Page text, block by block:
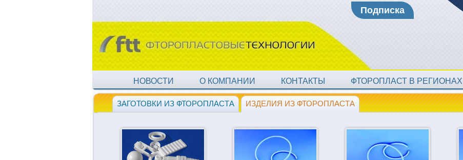
Подписка
НОВОСТИ О КОМПАНИИ КОНТАКТЫ ФТОРОПЛАСТ В РЕГИОНАХ
ЗАГОТОВКИ ИЗ ФТОРОПЛАСТА ИЗДЕЛИЯ ИЗ ФТОРОПЛАСТА